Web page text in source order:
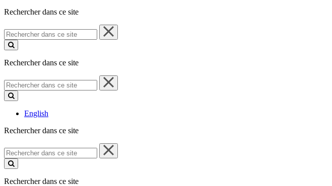
Rechercher dans ce site
Rechercher
dans
ce
Rechercher dans ce site
Rechercher
dans
ce
English
Rechercher dans ce site
Rechercher
dans
ce
Rechercher dans ce site